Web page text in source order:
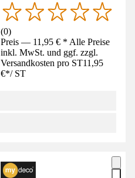
(0)
Preis — 11,95 € * Alle Preise
inkl. MwSt. und ggf. zzgl.
Versandkosten pro ST11,95
€*/ ST